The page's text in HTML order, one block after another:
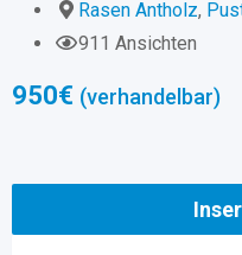
Rasen Antholz,
911 Ansichten
950€ (verhandelbar)